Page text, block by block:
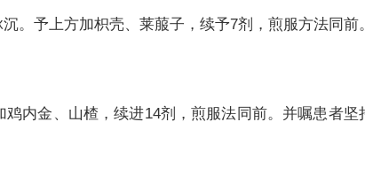
予上方加枳壳、莱菔子，续予7剂，煎服方法同前。
金、山楂，续进14剂，煎服法同前。并嘱患者坚